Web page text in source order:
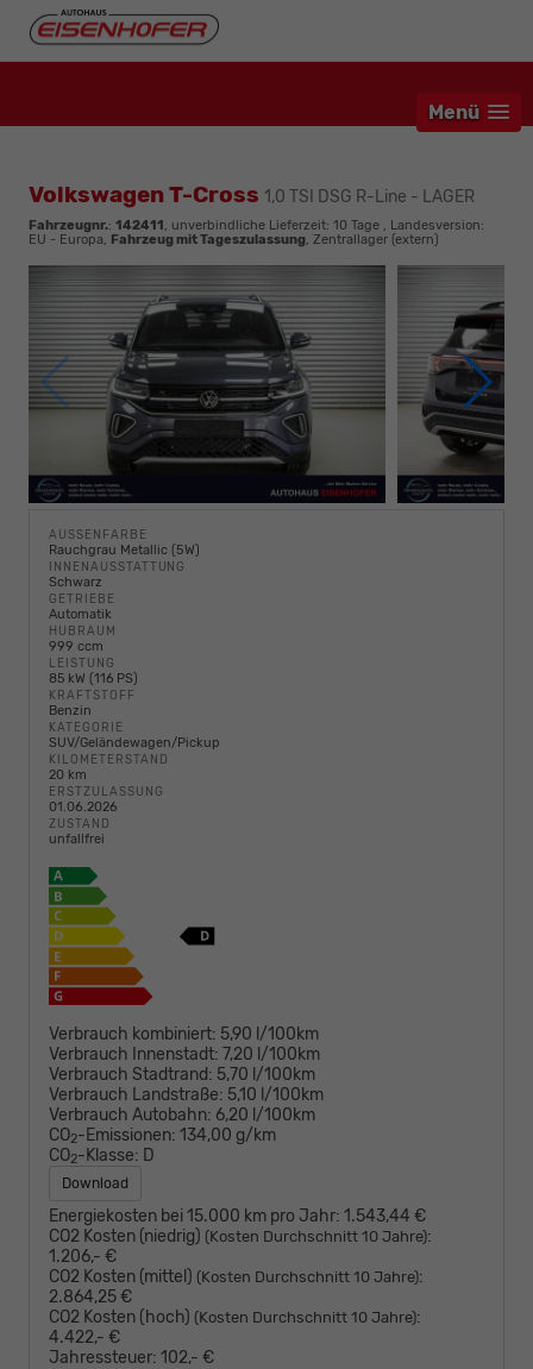
Menü
Volkswagen T-Cross 1,0 TSI DSG R-Line - LAGER
Fahrzeugnr.: 142411 , unverbindliche Lieferzeit: 10 Tage , Landesversion:
EU - Europa, Fahrzeug mit Tageszulassung, Zentrallager (extern)
AUSSENFARBE
Rauchgrau Metallic (5W)
INNENAUSSTATTUNG
Schwarz
GETRIEBE
Automatik
HUBRAUM
999 ccm
LEISTUNG
85 kW (116 PS)
KRAFTSTOFF
Benzin
KATEGORIE
SUV/Geländewagen/Pickup
KILOMETERSTAND
20 km
ERSTZULASSUNG
01.06.2026
ZUSTAND
unfallfrei
Verbrauch kombiniert: 5,90 l/100km
Verbrauch Innenstadt: 7,20 l/100km
Verbrauch Stadtrand: 5,70 l/100km
Verbrauch Landstraße: 5,10 l/100km
Verbrauch Autobahn: 6,20 l/100km
CO2-Emissionen: 134,00 g/km
CO2-Klasse: D
Download
Energiekosten bei 15.000 km pro Jahr: 1.543,44 €
CO2 Kosten (niedrig) (Kosten Durchschnitt 10 Jahre):
1.206,- €
CO2 Kosten (mittel) (Kosten Durchschnitt 10 Jahre):
2.864,25 €
CO2 Kosten (hoch) (Kosten Durchschnitt 10 Jahre):
4.422,- €
Jahressteuer: 102,- €